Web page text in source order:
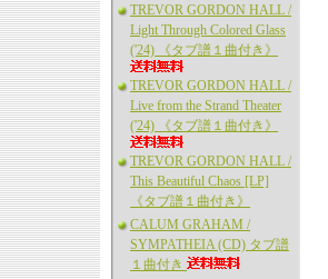
TREVOR GORDON HALL /
Light Through Colored Glass
('24) 《タブ譜１曲付き》
TREVOR GORDON HALL /
Live from the Strand Theater
('24) 《タブ譜１曲付き》
TREVOR GORDON HALL /
This Beautiful Chaos [LP]
《タブ譜１曲付き》
CALUM GRAHAM /
SYMPATHEIA (CD) タブ譜
１曲付き